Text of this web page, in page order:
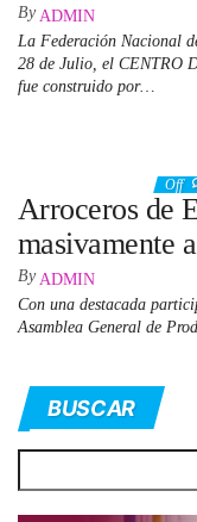
By ADMIN
La Federación Nacional
28 de Julio, el CENTRO
fue construido por…
Off
Arroceros de
masivamente
By ADMIN
Con una destacada
Asamblea General de
BUSCAR